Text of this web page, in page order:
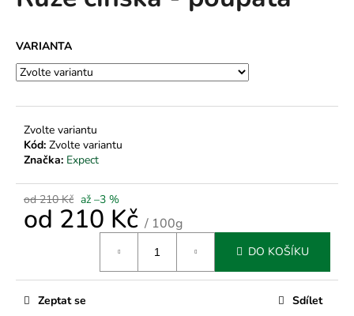
5
hvězdiček.
VARIANTA
Zvolte variantu
Kód: Zvolte variantu
Značka: Expect
od 210 Kč až –3 %
od 210 Kč / 100g
DO KOŠÍKU
Zeptat se Sdílet
j
í
t
?
HLEDAT
p
o